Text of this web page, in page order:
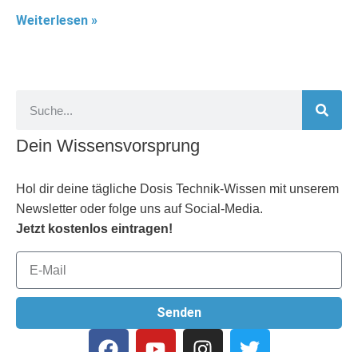
Weiterlesen »
Dein Wissensvorsprung
Hol dir deine tägliche Dosis Technik-Wissen mit unserem
Newsletter oder folge uns auf Social-Media.
Jetzt kostenlos eintragen!
Senden